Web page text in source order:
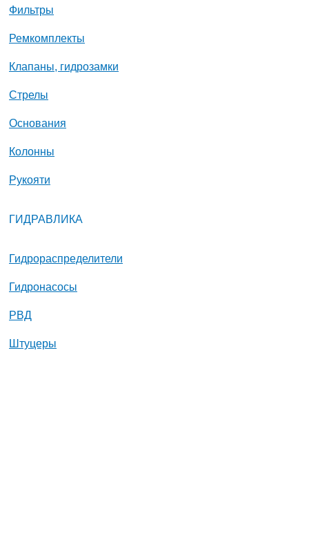
Фильтры
Ремкомплекты
Клапаны, гидрозамки
Стрелы
Основания
Колонны
Рукояти
ГИДРАВЛИКА
Гидрораспределители
Гидронасосы
РВД
Штуцеры